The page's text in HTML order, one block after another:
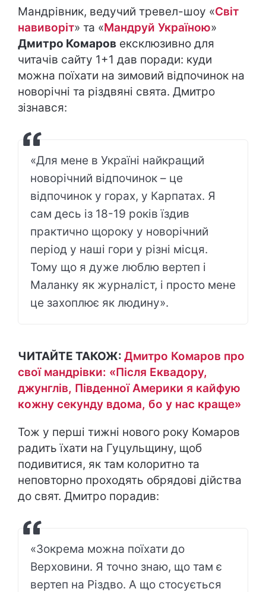
Мандрівник, ведучий тревел-шоу «Світ
навиворіт» та «Мандруй Україною»
Дмитро Комаров ексклюзивно для
читачів сайту 1+1 дав поради: куди
можна поїхати на зимовий відпочинок на
новорічні та різдвяні свята. Дмитро
зізнався:
«Для мене в Україні найкращий
новорічний відпочинок – це
відпочинок у горах, у Карпатах. Я
сам десь із 18-19 років їздив
практично щороку у новорічний
період у наші гори у різні місця.
Тому що я дуже люблю вертеп і
Маланку як журналіст, і просто мене
це захоплює як людину».
ЧИТАЙТЕ ТАКОЖ: Дмитро Комаров про
свої мандрівки: «Після Еквадору,
джунглів, Південної Америки я кайфую
кожну секунду вдома, бо у нас краще»
Тож у перші тижні нового року Комаров
радить їхати на Гуцульщину, щоб
подивитися, як там колоритно та
неповторно проходять обрядові дійства
до свят. Дмитро порадив:
«Зокрема можна поїхати до
Верховини. Я точно знаю, що там є
вертеп на Різдво. А що стосується